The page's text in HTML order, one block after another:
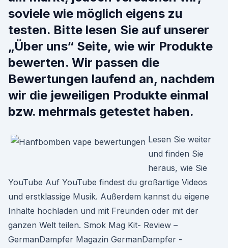
soviele wie möglich eigens zu
testen. Bitte lesen Sie auf unserer
„Über uns“ Seite, wie wir Produkte
bewerten. Wir passen die
Bewertungen laufend an, nachdem
wir die jeweiligen Produkte einmal
bzw. mehrmals getestet haben.
Lesen Sie weiter
und finden Sie
heraus, wie Sie
YouTube Auf YouTube findest du großartige Videos
und erstklassige Musik. Außerdem kannst du eigene
Inhalte hochladen und mit Freunden oder mit der
ganzen Welt teilen. Smok Mag Kit- Review –
GermanDampfer Magazin GermanDampfer -